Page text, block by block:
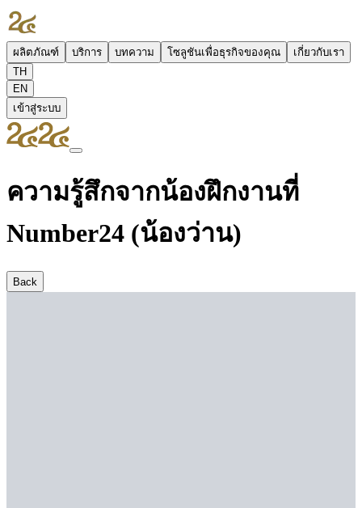
ผลิตภัณฑ์ บริการ บทความ โซลูชันเพื่อธุรกิจของคุณ
เกี่ยวกับเรา
TH
EN
เข้าสู่ระบบ
ความรู้สึกจากน้องฝึกงานที่
Number24 (น้องว่าน)
Back